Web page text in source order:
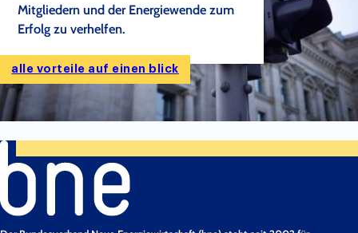
Mitgliedern und der Energiewende zum
Erfolg zu verhelfen.
alle vorteile auf einen blick